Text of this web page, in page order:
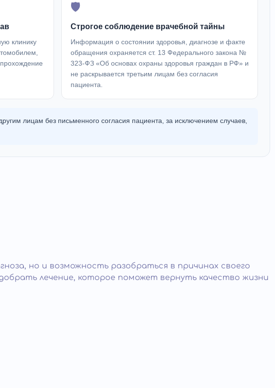
клинику
🛡️
Строгое соблюдение врачебной тайны
Информация о состоянии здоровья, диагнозе и факте
обращения охраняется ст. 13 Федерального закона №
323-ФЗ «Об основах охраны здоровья граждан в РФ» и
не раскрывается третьим лицам без согласия
пациента.
лицам без письменного согласия пациента, за исключением случаев,
но и возможность разобраться в причинах своего
лечение, которое поможет вернуть качество жизни